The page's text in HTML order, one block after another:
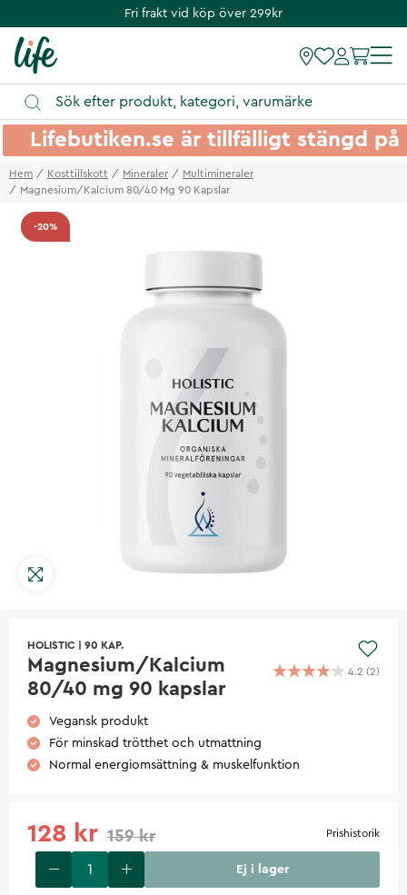
Fri frakt vid köp över 299kr
Lifebutiken.se är tillfälligt stängd
Hem Kosttillskott Mineraler
Multimineraler
Magnesium/Kalcium 80/40 Mg 90 Kapslar
-20%
HOLISTIC 90 KAP.
Magnesium/Kalcium
80/40 mg 90 kapslar
4.2 (2)
Vegansk produkt
För minskad trötthet och utmattning
Normal energiomsättning & muskelfunktion
128 kr 159 kr Prishistorik
Ej i lager